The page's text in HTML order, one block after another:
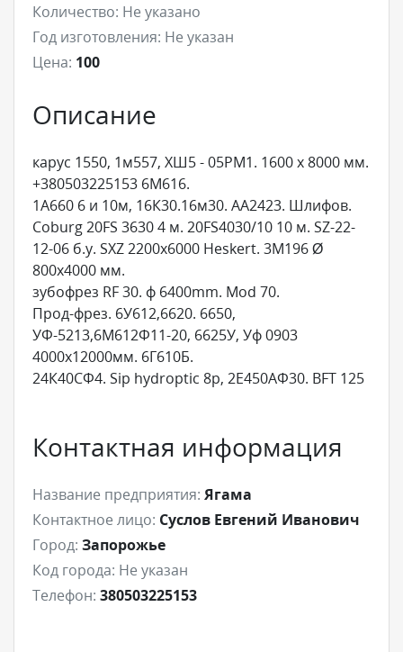
Количество: Не указано
Год изготовления: Не указан
Цена: 100
Описание
карус 1550, 1м557, ХШ5 - 05РМ1. 1600 х 8000 мм.
+380503225153 6М616.
1А660 6 и 10м, 16К30.16м30. АА2423. Шлифов.
Coburg 20FS 3630 4 м. 20FS4030/10 10 м. SZ-22-
12-06 б.у. SXZ 2200х6000 Heskert. 3М196 Ø
800х4000 мм.
зубофрез RF 30. ф 6400mm. Mod 70.
Прод-фрез. 6У612,6620. 6650,
УФ-5213,6М612Ф11-20, 6625У, Уф 0903
4000х12000мм. 6Г610Б.
24К40СФ4. Sip hydroptic 8p, 2Е450АФ30. BFT 125
Контактная информация
Название предприятия: Ягама
Контактное лицо: Суслов Евгений Иванович
Город: Запорожье
Код города: Не указан
Телефон: 380503225153